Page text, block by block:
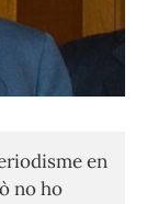
en
no ho